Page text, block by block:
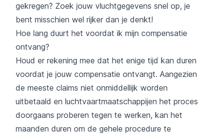
gekregen? Zoek jouw vluchtgegevens snel op, je
bent misschien wel rijker dan je denkt!
Hoe lang duurt het voordat ik mijn compensatie
ontvang?
Houd er rekening mee dat het enige tijd kan duren
voordat je jouw compensatie ontvangt. Aangezien
de meeste claims niet onmiddellijk worden
uitbetaald en luchtvaartmaatschappijen het proces
doorgaans proberen tegen te werken, kan het
maanden duren om de gehele procedure te